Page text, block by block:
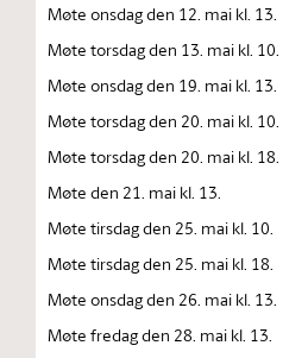
Møte onsdag den 12. mai kl. 13.
Møte torsdag den 13. mai kl. 10.
Møte onsdag den 19. mai kl. 13.
Møte torsdag den 20. mai kl. 10.
Møte torsdag den 20. mai kl. 18.
Møte den 21. mai kl. 13.
Møte tirsdag den 25. mai kl. 10.
Møte tirsdag den 25. mai kl. 18.
Møte onsdag den 26. mai kl. 13.
Møte fredag den 28. mai kl. 13.